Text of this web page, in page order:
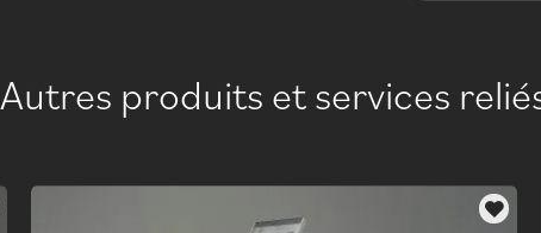
Autres produits et services